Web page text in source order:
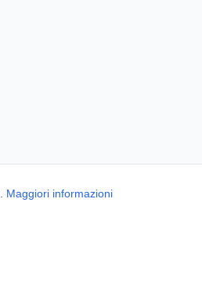
Maggiori informazioni